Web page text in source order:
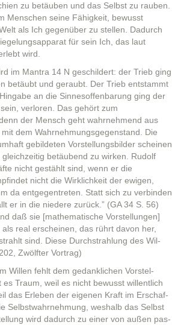
zu betäuben und das Selb­st zu rauben.
Men­schen seine Fähigkeit, bewusst
als Ich gegenüber zu stellen. Dadurch
für sein Ich, das laut
wird.
im Mantra 14 N geschildert: der Trieb ging
betäubt und ger­aubt. Der Trieb entstammt
an die Sin­nesof­fen­barung ging der
ver­loren. Das gehört zum
der Men­sch geht wahrnehmend aus
dem Wahrnehmungs­ge­gen­stand. Die
gebilde­ten Vorstel­lungs­bilder scheinen
betäubend zu wirken. Rudolf
nicht gestählt sind, wenn er die
nicht die Wirk­lichkeit der ewigen,
da ent­ge­gen­treten. Statt sich zu verbinden
er in die niedere zurück.” (GA 34 S. 56)
daß sie [math­e­ma­tis­che Vorstel­lun­gen]
real erscheinen, das rührt davon her,
sind. Diese Durch­strahlung des Wil­
Zwölfter Vortrag)
Willen fehlt dem gedanklichen Vorstel­
Traum, weil es nicht bewusst wil­lentlich
das Erleben der eige­nen Kraft im Erschaf­
Selb­st­wahrnehmung, weshalb das Selb­st
wird dadurch zu ein­er von außen pas­